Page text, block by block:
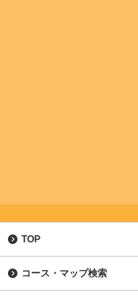
TOP
コース・マップ検索